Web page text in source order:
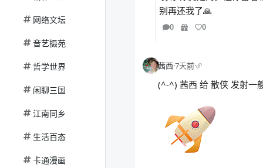
网络文坛
音艺摄苑
哲学世界
闲聊三国
江南同乡
生活百态
卡通漫画
别再还我了🙏
0 0
茜西·7天前·
(^-^) 茜西 给 散侠 发射一